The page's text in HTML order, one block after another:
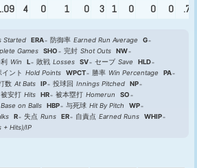
4 0 1 0 3 1 0 0 0
Started ERA 防御率 Earned Run Average
G
Games SHO 完封 Shot Outs
NW
Win L 敗戦 Losses SV セーブ Save
HLD
イント Hold Points WPCT 勝率 Win Percentage
PA
数 At Bats IP 投球回 Innings Pitched
NP
被安打 Hits HR 被本塁打 Homerun
SO
Base on Balls HBP 与死球 Hit By Pitch
WP
R 失点 Runs ER 自責点 Earned Runs
WHIP
+ Hits)/IP